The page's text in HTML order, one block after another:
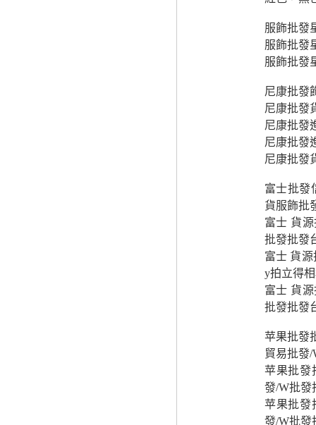
服飾批發
服飾批發
服飾批發
尼康批發
尼康批發
尼康批發
尼康批發
尼康批發
富士批發
貨服飾批
富士 貨
批發批發
富士 貨
y拍立得
富士 貨
批發批發
苹果批發
貿易批發
苹果批發
發/W批發
苹果批發
發/W批發